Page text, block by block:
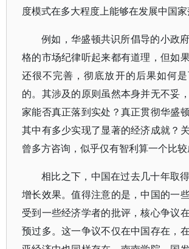
度模式在多大程度上能够在发展中国家
例如，华盛顿共识所倡导的小政
格的市场纪律听起来都有道理，但如
还很不完善，彻底放开的后果如何
的。其涉及的原则虽然本身并无不妥
家能否真正落到实处？真正贯彻华盛
其中有多少实现了显著的经济成就？
曾多方咨询，似乎仅有智利算一个比较
相比之下，中国在过去几十年取
增长效果。值得注意的是，中国的一
受到一些经济学者的批评，核心争议
预过多。这一争议不仅在中国存在，